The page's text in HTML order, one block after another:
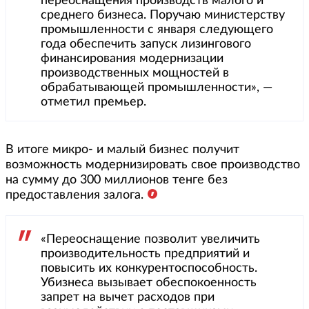
среднего бизнеса. Поручаю министерству
промышленности с января следующего
года обеспечить запуск лизингового
финансирования модернизации
производственных мощностей в
обрабатывающей промышленности», —
отметил премьер.
В итоге микро- и малый бизнес получит
возможность модернизировать свое производство
на сумму до 300 миллионов тенге без
предоставления залога.
«Переоснащение позволит увеличить
производительность предприятий и
повысить их конкурентоспособность.
Убизнеса вызывает обеспокоенность
запрет на вычет расходов при